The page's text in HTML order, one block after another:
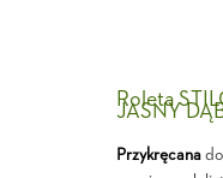
Roleta
JASNY
Przykręcanado